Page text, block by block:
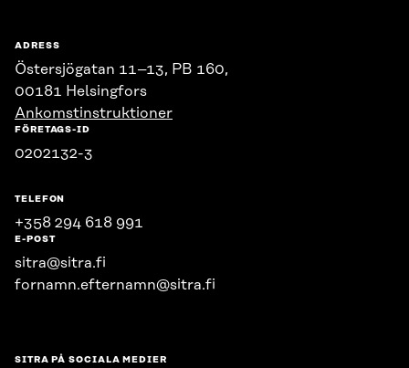
ADRESS
Östersjögatan 11–13, PB 160,
00181 Helsingfors
Ankomstinstruktioner
FÖRETAGS-ID
0202132-3
TELEFON
+358 294 618 991
E-POST
sitra@sitra.fi
fornamn.efternamn@sitra.fi
SITRA PÅ SOCIALA MEDIER